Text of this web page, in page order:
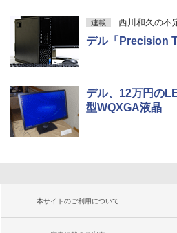
連載 西川和久の不
デル「Precision
デル、12万円の
型WQXGA液晶
本サイトのご利用について